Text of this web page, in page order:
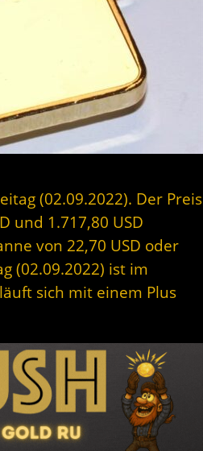
(02.09.2022). Der Preis
und 1.717,80 USD
von 22,70 USD oder
(02.09.2022) ist im
sich mit einem Plus